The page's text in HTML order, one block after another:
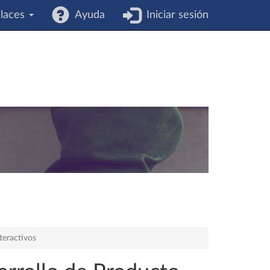
Ayuda Iniciar sesión